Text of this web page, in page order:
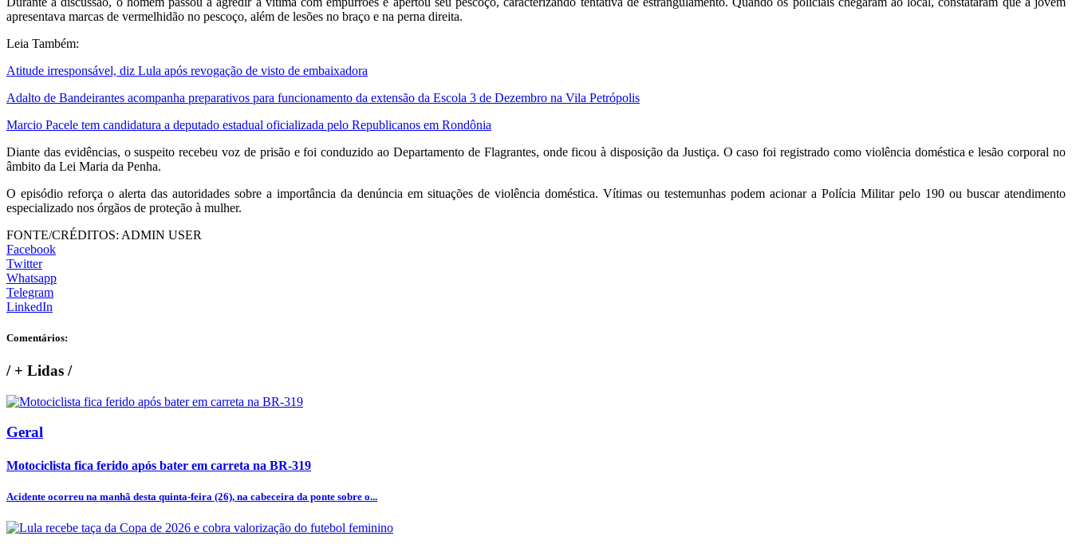
apresentava marcas de vermelhidão no pescoço, além de lesões no braço e na perna direita.
Leia Também:
Atitude irresponsável, diz Lula após revogação de visto de embaixadora
Adalto de Bandeirantes acompanha preparativos para funcionamento da extensão da Escola 3 de Dezembro na Vila Petrópolis
Marcio Pacele tem candidatura a deputado estadual oficializada pelo Republicanos em Rondônia
Diante das evidências, o suspeito recebeu voz de prisão e foi conduzido ao Departamento de Flagrantes, onde ficou à disposição da Justiça. O caso foi registrado como violência doméstica e lesão corporal no
âmbito da Lei Maria da Penha.
O episódio reforça o alerta das autoridades sobre a importância da denúncia em situações de violência doméstica. Vítimas ou testemunhas podem acionar a Polícia Militar pelo 190 ou buscar atendimento
especializado nos órgãos de proteção à mulher.
FONTE/CRÉDITOS: ADMIN USER
Facebook
Twitter
Whatsapp
Telegram
LinkedIn
Comentários:
/+ Lidas /
Geral
Motociclista fica ferido após bater em carreta na BR-319
Acidente ocorreu na manhã desta quinta-feira (26), na cabeceira da ponte sobre o...